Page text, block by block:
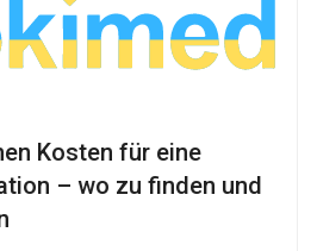
Kosten für eine
– wo zu finden und